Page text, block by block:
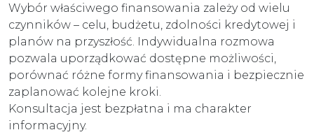
Wybór właściwego finansowania zależy od wielu
czynników – celu, budżetu, zdolności kredytowej i
planów na przyszłość. Indywidualna rozmowa
pozwala uporządkować dostępne możliwości,
porównać różne formy finansowania i bezpiecznie
zaplanować kolejne kroki.
Konsultacja jest bezpłatna i ma charakter
informacyjny.